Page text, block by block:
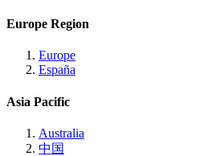
Europe Region
Europe
España
Asia Pacific
Australia
中国